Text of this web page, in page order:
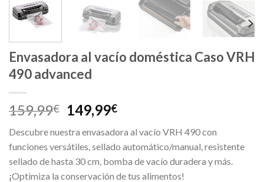
Envasadora al vacío doméstica Caso VRH
490 advanced
159,99€
El
precio
original
era:
159,99€.
149,99€El
actual
es:
149,99€.
Descubre nuestra envasadora al vacío VRH 490 con
funciones versátiles, sellado automático/manual, resistente
sellado de hasta 30 cm, bomba de vacío duradera y más.
¡Optimiza la conservación de tus alimentos!